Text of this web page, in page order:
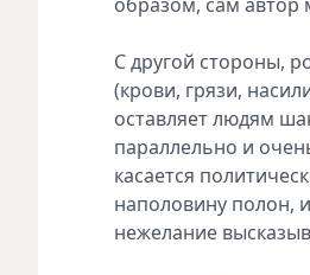
С другой стороны,
(крови, грязи,
оставляет людям
параллельно и
касается
наполовину полон,
нежелание